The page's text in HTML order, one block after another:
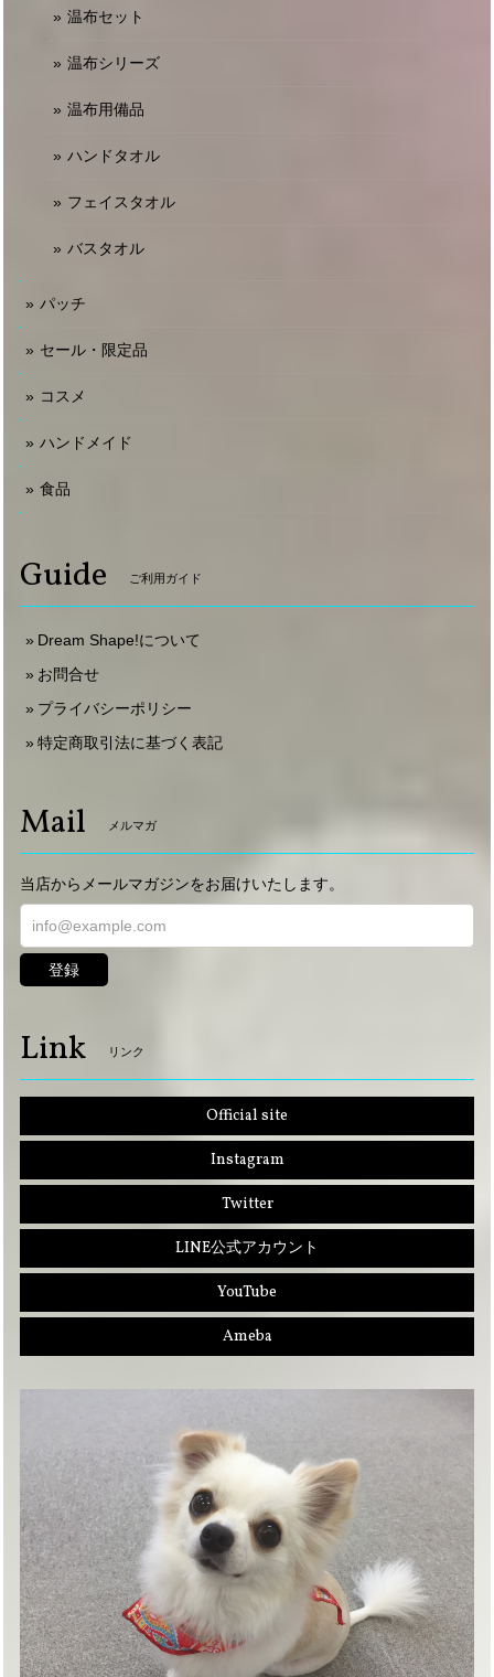
温布セット
温布シリーズ
温布用備品
ハンドタオル
フェイスタオル
バスタオル
パッチ
セール・限定品
コスメ
ハンドメイド
食品
Guide ご利用ガイド
Dream Shape!について
お問合せ
プライバシーポリシー
特定商取引法に基づく表記
Mail メルマガ
当店からメールマガジンをお届けいたします。
登録
Link リンク
Official site
Instagram
Twitter
LINE公式アカウント
YouTube
Ameba